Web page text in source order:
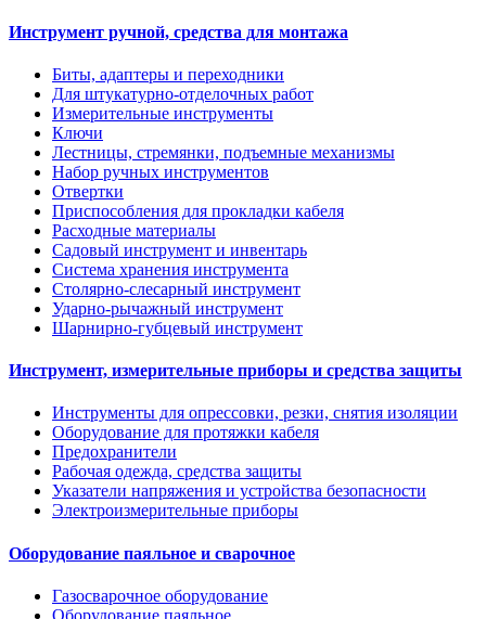
Инструмент ручной, средства для монтажа
Биты, адаптеры и переходники
Для штукатурно-отделочных работ
Измерительные инструменты
Ключи
Лестницы, стремянки, подъемные механизмы
Набор ручных инструментов
Отвертки
Приспособления для прокладки кабеля
Расходные материалы
Садовый инструмент и инвентарь
Система хранения инструмента
Столярно-слесарный инструмент
Ударно-рычажный инструмент
Шарнирно-губцевый инструмент
Инструмент, измерительные приборы и средства защиты
Инструменты для опрессовки, резки, снятия изоляции
Оборудование для протяжки кабеля
Предохранители
Рабочая одежда, средства защиты
Указатели напряжения и устройства безопасности
Электроизмерительные приборы
Оборудование паяльное и сварочное
Газосварочное оборудование
Оборудование паяльное